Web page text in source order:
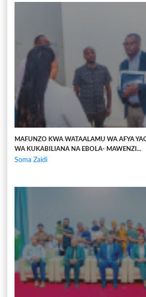
MAFUNZO KWA WATAALAMU WA AFYA
WA KUKABILIANA NA EBOLA- MAWENZI...
Soma Zaidi